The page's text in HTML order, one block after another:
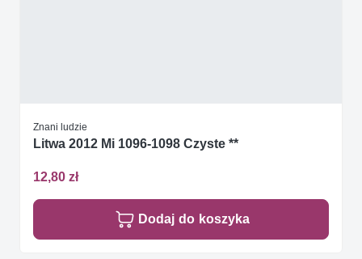
Znani ludzie
Litwa 2012 Mi 1096-1098 Czyste **
12,80 zł
Dodaj do koszyka